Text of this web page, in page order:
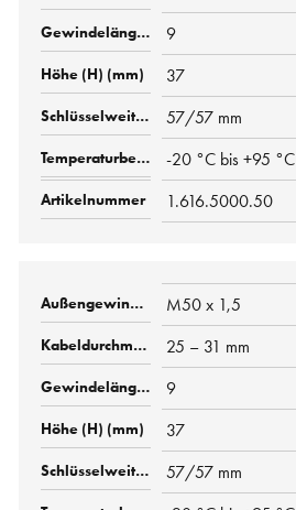
9
37
57/57 mm
-20 °C bis +95 °C
1.616.5000.50
M50 x 1,5
25 – 31 mm
9
37
57/57 mm